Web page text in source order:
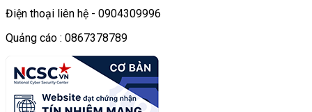
Điện thoại liên hệ - 0904309996
Quảng cáo : 0867378789